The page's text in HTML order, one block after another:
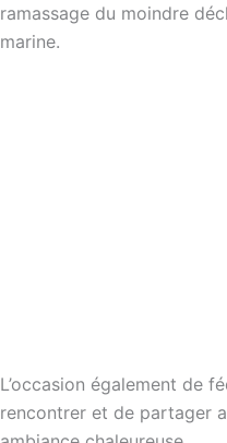
ramassage du moindre
marine.
L’occasion également de
rencontrer et de partager